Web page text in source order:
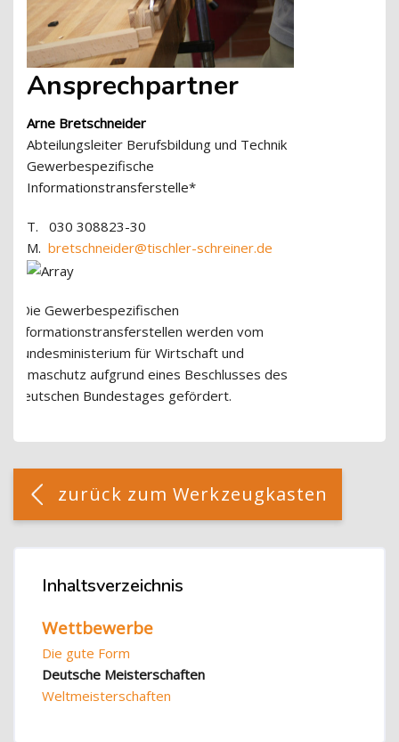
Ansprechpartner
Arne Bretschneider
Abteilungsleiter Berufsbildung und Technik
Gewerbespezifische
Informationstransferstelle*
T. 030 308823-30
M. bretschneider@tischler-schreiner.de
*Die Gewerbespezifischen
Informationstransferstellen werden vom
Bundesministerium für Wirtschaft und
Klimaschutz aufgrund eines Beschlusses des
Deutschen Bundestages gefördert.
Blöcke
[Cocoon] Custom HTML überspringen
zurück zum Werkzeugkasten
Inhaltsverzeichnis überspringen
Inhaltsverzeichnis
Wettbewerbe
Die gute Form
Deutsche Meisterschaften
Weltmeisterschaften